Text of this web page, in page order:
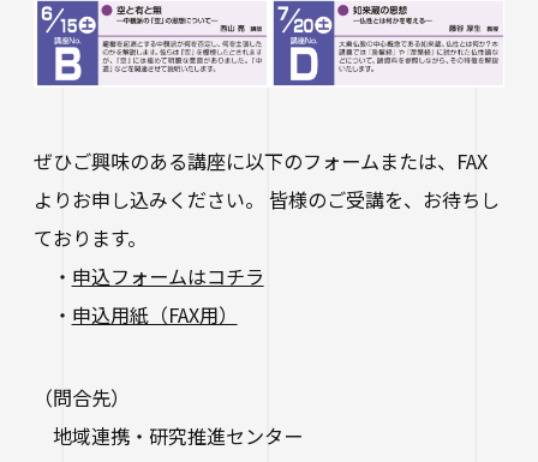
ぜひご興味のある講座に以下のフォームまたは、FAX
よりお申し込みください。 皆様のご受講を、お待ちし
ております。
・ 申込フォームはコチラ
・ 申込用紙（FAX用）
（問合先）
地域連携・研究推進センター